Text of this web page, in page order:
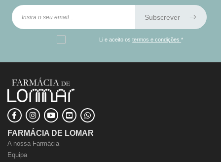
Subscrever
Li e aceito ostermos e condições*
FARMÁCIA DE LOMAR
A nossa Farmácia
Equipa